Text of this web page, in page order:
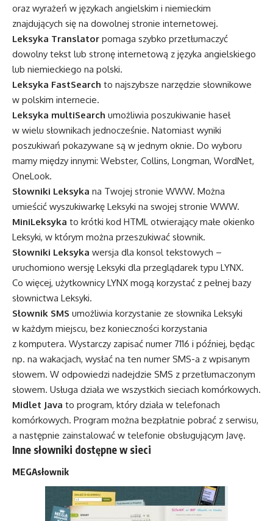
oraz wyrażeń w językach angielskim i niemieckim
znajdujących się na dowolnej stronie internetowej.
Leksyka Translator pomaga szybko przetłumaczyć
dowolny tekst lub stronę internetową z języka angielskiego
lub niemieckiego na polski.
Leksyka FastSearch to najszybsze narzędzie słownikowe
w polskim internecie.
Leksyka multiSearch umożliwia poszukiwanie haseł
w wielu słownikach jednocześnie. Natomiast wyniki
poszukiwań pokazywane są w jednym oknie. Do wyboru
mamy między innymi: Webster, Collins, Longman, WordNet,
OneLook.
Słowniki Leksyka na Twojej stronie WWW. Można
umieścić wyszukiwarkę Leksyki na swojej stronie WWW.
MiniLeksyka to krótki kod HTML otwierający małe okienko
Leksyki, w którym można przeszukiwać słownik.
Słowniki Leksyka wersja dla konsol tekstowych –
uruchomiono wersję Leksyki dla przeglądarek typu LYNX.
Co więcej, użytkownicy LYNX mogą korzystać z pełnej bazy
słownictwa Leksyki.
Słownik SMS umożliwia korzystanie ze słownika Leksyki
w każdym miejscu, bez konieczności korzystania
z komputera. Wystarczy zapisać numer 7116 i później, będąc
np. na wakacjach, wysłać na ten numer SMS-a z wpisanym
słowem. W odpowiedzi nadejdzie SMS z przetłumaczonym
słowem. Usługa działa we wszystkich sieciach komórkowych.
Midlet Java to program, który działa w telefonach
komórkowych. Program można bezpłatnie pobrać z serwisu,
a następnie zainstalować w telefonie obsługującym Javę.
Inne słowniki dostępne w sieci
MEGAsłownik